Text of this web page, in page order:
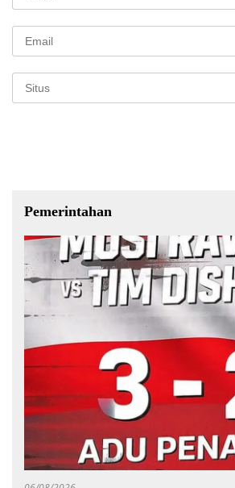
Pemerintahan